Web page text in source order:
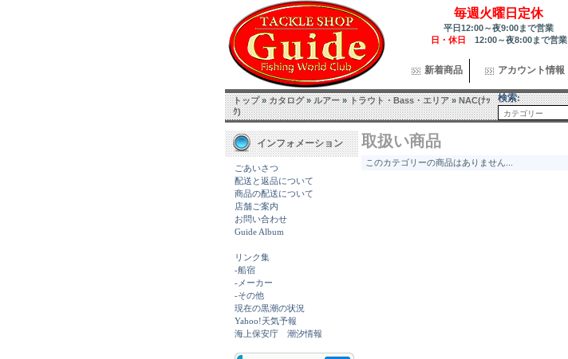
毎週火曜日定休
平日12:00～夜9:00まで営業
日・休日 12:00～夜8:00まで営業
新着商品 アカウント情報
トップ»カタログ»ルアー»トラウト・Bass・エリア»NAC(ﾅｯ
ｸ)
検索:
インフォメーション
ごあいさつ
配送と返品について
商品の配送について
店舗ご案内
お問い合わせ
Guide Album
リンク集
-船宿
-メーカー
-その他
現在の黒潮の状況
Yahoo!天気予報
海上保安庁 潮汐情報
取扱い商品
このカテゴリーの商品はありません...